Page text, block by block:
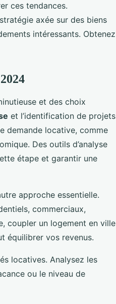
ces tendances.
axée sur des biens
intéressants. Obtenez
et des choix
et l’identification de projets
demande locative, comme
Des outils d’analyse
étape et garantir une
approche essentielle.
commerciaux,
coupler un logement en ville
équilibrer vos revenus.
locatives. Analysez les
ou le niveau de